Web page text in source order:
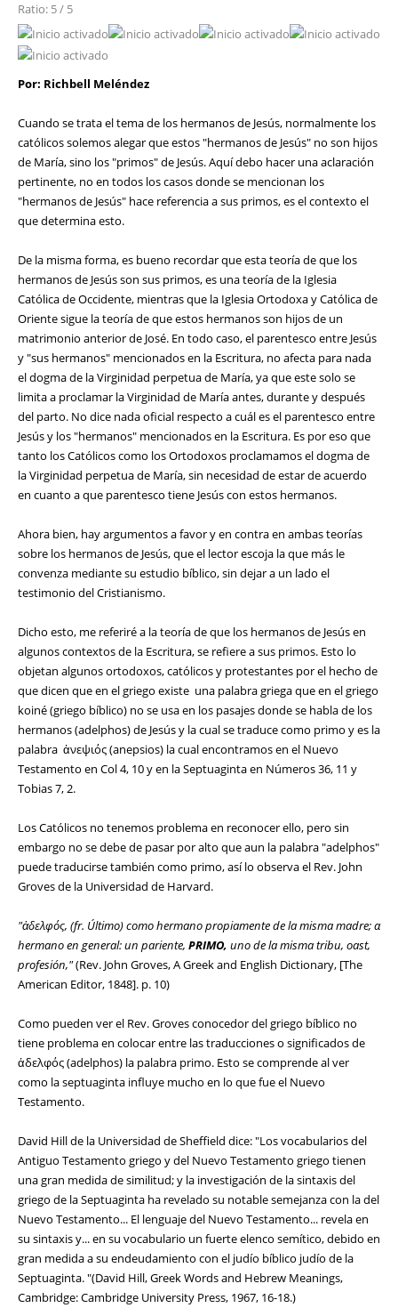
Ratio: 5 / 5
Por: Richbell Meléndez
Cuando se trata el tema de los hermanos de Jesús, normalmente los
católicos solemos alegar que estos "hermanos de Jesús" no son hijos
de María, sino los "primos" de Jesús. Aquí debo hacer una aclaración
pertinente, no en todos los casos donde se mencionan los
"hermanos de Jesús" hace referencia a sus primos, es el contexto el
que determina esto.
De la misma forma, es bueno recordar que esta teoría de que los
hermanos de Jesús son sus primos, es una teoría de la Iglesia
Católica de Occidente, mientras que la Iglesia Ortodoxa y Católica de
Oriente sigue la teoría de que estos hermanos son hijos de un
matrimonio anterior de José. En todo caso, el parentesco entre Jesús
y "sus hermanos" mencionados en la Escritura, no afecta para nada
el dogma de la Virginidad perpetua de María, ya que este solo se
limita a proclamar la Virginidad de María antes, durante y después
del parto. No dice nada oficial respecto a cuál es el parentesco entre
Jesús y los "hermanos" mencionados en la Escritura. Es por eso que
tanto los Católicos como los Ortodoxos proclamamos el dogma de
la Virginidad perpetua de María, sin necesidad de estar de acuerdo
en cuanto a que parentesco tiene Jesús con estos hermanos.
Ahora bien, hay argumentos a favor y en contra en ambas teorías
sobre los hermanos de Jesús, que el lector escoja la que más le
convenza mediante su estudio bíblico, sin dejar a un lado el
testimonio del Cristianismo.
Dicho esto, me referiré a la teoría de que los hermanos de Jesús en
algunos contextos de la Escritura, se refiere a sus primos. Esto lo
objetan algunos ortodoxos, católicos y protestantes por el hecho de
que dicen que en el griego existe una palabra griega que en el griego
koiné (griego bíblico) no se usa en los pasajes donde se habla de los
hermanos (adelphos) de Jesús y la cual se traduce como primo y es la
palabra ἀνεψιός (anepsios) la cual encontramos en el Nuevo
Testamento en Col 4, 10 y en la Septuaginta en Números 36, 11 y
Tobias 7, 2.
Los Católicos no tenemos problema en reconocer ello, pero sin
embargo no se debe de pasar por alto que aun la palabra "adelphos"
puede traducirse también como primo, así lo observa el Rev. John
Groves de la Universidad de Harvard.
"ἀδελφός, (fr. Último) como hermano propiamente de la misma madre; α
hermano en general: un pariente, PRIMO, uno de la misma tribu, oast,
profesión,"(Rev. John Groves, A Greek and English Dictionary, [The
American Editor, 1848]. p. 10)
Como pueden ver el Rev. Groves conocedor del griego bíblico no
tiene problema en colocar entre las traducciones o significados de
ἀδελφός (adelphos) la palabra primo. Esto se comprende al ver
como la septuaginta influye mucho en lo que fue el Nuevo
Testamento.
David Hill de la Universidad de Sheffield dice: "Los vocabularios del
Antiguo Testamento griego y del Nuevo Testamento griego tienen
una gran medida de similitud; y la investigación de la sintaxis del
griego de la Septuaginta ha revelado su notable semejanza con la del
Nuevo Testamento... El lenguaje del Nuevo Testamento... revela en
su sintaxis y... en su vocabulario un fuerte elenco semítico, debido en
gran medida a su endeudamiento con el judío bíblico judío de la
Septuaginta. "(David Hill, Greek Words and Hebrew Meanings,
Cambridge: Cambridge University Press, 1967, 16-18.)